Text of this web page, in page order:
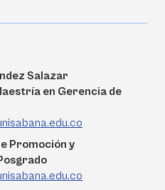
Salazar
en Gerencia de
Promoción y